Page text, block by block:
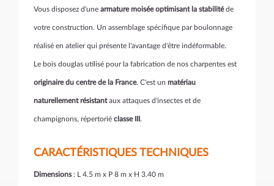
Vous disposez d'une armature moisée optimisant la stabilitéde
votre construction. Un assemblage spécifique par boulonnage
réalisé en atelier qui présente l'avantage d'être indéformable.
Le bois douglas utilisé pour la fabrication de nos charpentes est
originaire du centre de la France. C'est un matériau
naturellement résistantaux attaques d'insectes et de
champignons, répertorié classe III .
CARACTÉRISTIQUES TECHNIQUES
Dimensions: L 4.5 m x P 8 m x H 3.40 m